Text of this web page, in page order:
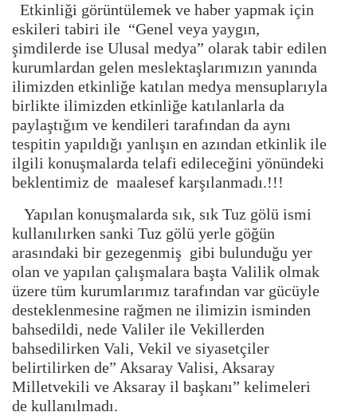
Etkinliği görüntülemek ve haber yapmak için
eskileri tabiri ile “Genel veya yaygın,
şimdilerde ise Ulusal medya” olarak tabir edilen
kurumlardan gelen meslektaşlarımızın yanında
ilimizden etkinliğe katılan medya mensuplarıyla
birlikte ilimizden etkinliğe katılanlarla da
paylaştığım ve kendileri tarafından da aynı
tespitin yapıldığı yanlışın en azından etkinlik ile
ilgili konuşmalarda telafi edileceğini yönündeki
beklentimiz de maalesef karşılanmadı.!!!
Yapılan konuşmalarda sık, sık Tuz gölü ismi
kullanılırken sanki Tuz gölü yerle göğün
arasındaki bir gezegenmiş gibi bulunduğu yer
olan ve yapılan çalışmalara başta Valilik olmak
üzere tüm kurumlarımız tarafından var gücüyle
desteklenmesine rağmen ne ilimizin isminden
bahsedildi, nede Valiler ile Vekillerden
bahsedilirken Vali, Vekil ve siyasetçiler
belirtilirken de” Aksaray Valisi, Aksaray
Milletvekili ve Aksaray il başkanı” kelimeleri
de kullanılmadı.